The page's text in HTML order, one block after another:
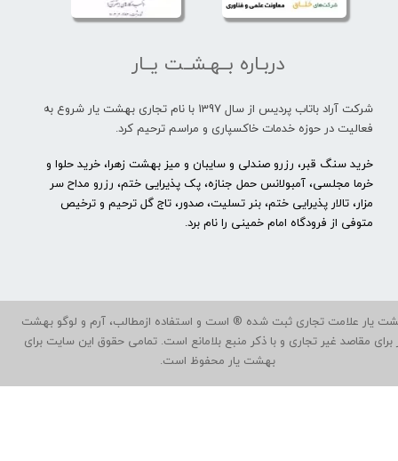
★
یار علامت تجاری ثبت شده ® است و استفاده ازمطالب، آرم و لوگو بهشت
برای مقاصد غیر تجاری و با ذکر منبع بلامانع است. تمامی حقوق این سایت برای
بهشت یار محفوظ است.
دربـاره بــهـشــت یــار
شرکت آراد باتاب پردیس از سال 1397 با نام تجاری بهشت یار شروع به
فعالیت در حوزه خدمات خاکسپاری و مراسم ترحیم کرد.
خرید سنگ قبر، رزرو صندلی و سایبان و میز بهشت زهرا، خرید حلوا و
خرما مجلسی، آمبولانس حمل جنازه، پک پذیرایی ختم، رزرو مداح سر
مزار، تالار پذیرایی ختم، بنر تسلیت، صدور، تاج گل ترحیم و ترخیص
متوفی از فرودگاه امام خمینی را نام برد.